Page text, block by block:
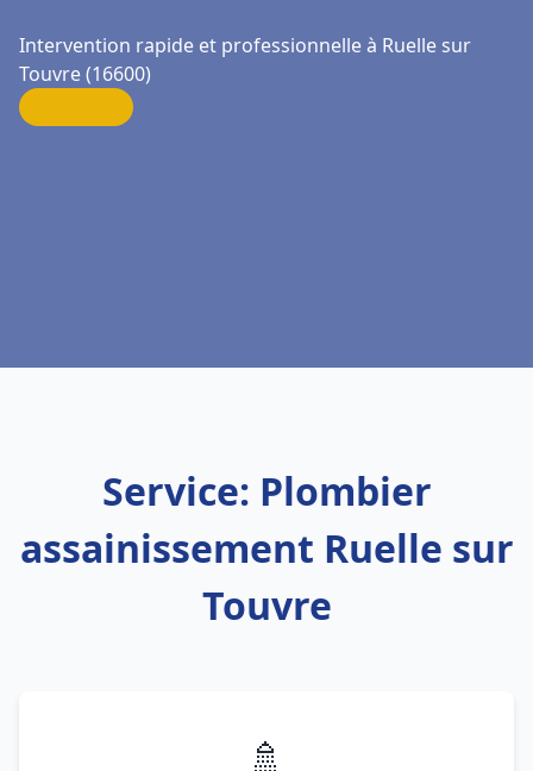
Intervention rapide et professionnelle à Ruelle sur
Touvre (16600)
Service: Plombier
assainissement Ruelle sur
Touvre
🚿